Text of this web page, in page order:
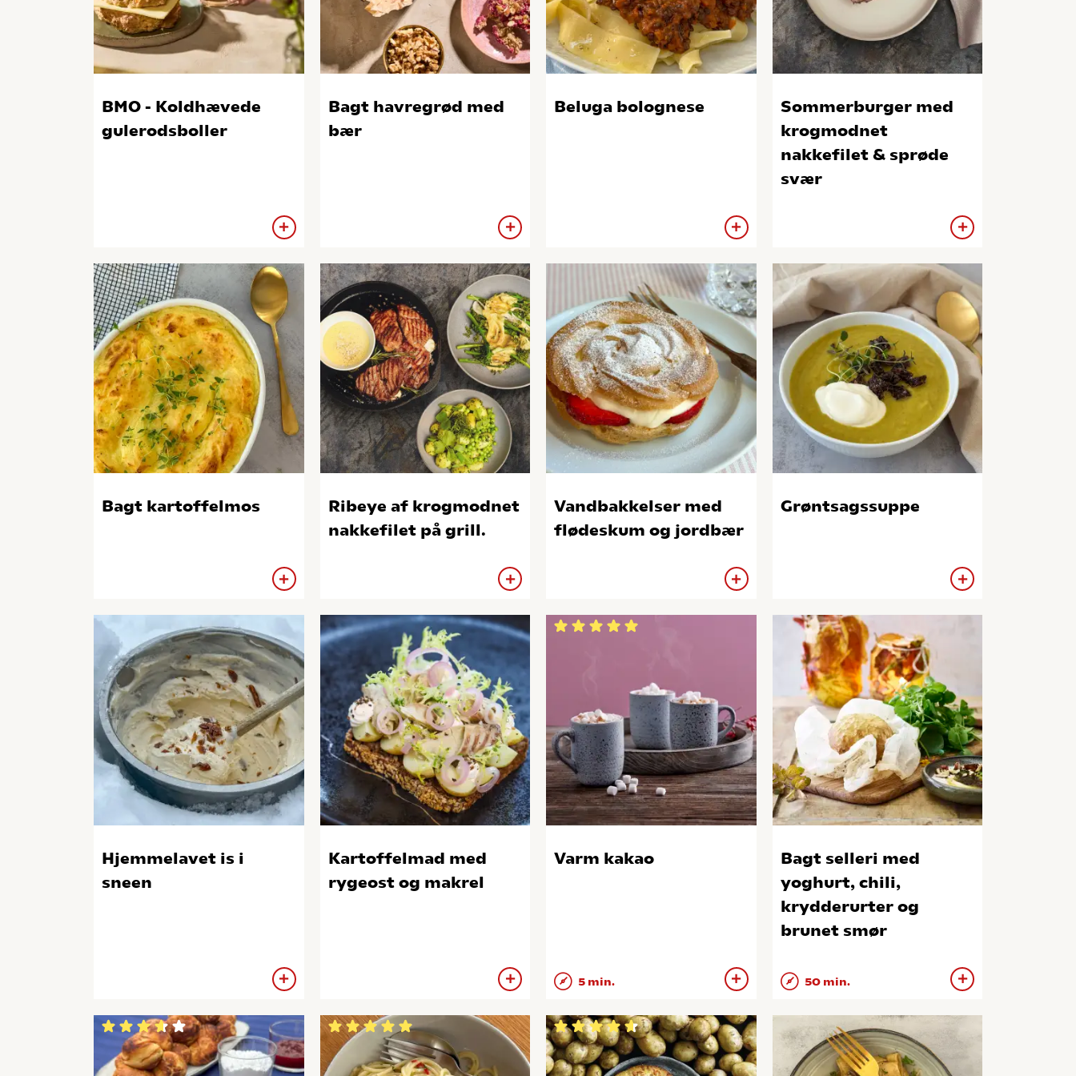
BMO - Koldhævede
gulerodsboller
Bagt havregrød med
bær
Beluga bolognese
Sommerburger med
krogmodnet
nakkefilet & sprøde
svær
Bagt kartoffelmos
Ribeye af krogmodnet
nakkefilet på grill.
Vandbakkelser med
flødeskum og jordbær
Grøntsagssuppe
Hjemmelavet is i
sneen
Kartoffelmad med
rygeost og makrel
Varm kakao
5 min.
Bagt selleri med
yoghurt, chili,
krydderurter og
brunet smør
50 min.